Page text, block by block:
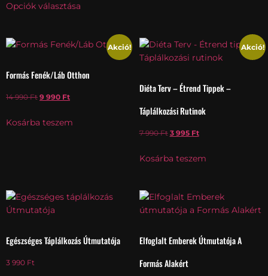
Opciók választása
Akció!
Formás Fenék/Láb Otthon
14 990Ft 9 990 Ft
Kosárba teszem
Akció!
Diéta Terv – Étrend Tippek –
Táplálkozási Rutinok
7 990Ft 3 995 Ft
Kosárba teszem
Egészséges Táplálkozás Útmutatója
3 990 Ft
Elfoglalt Emberek Útmutatója A
Formás Alakért